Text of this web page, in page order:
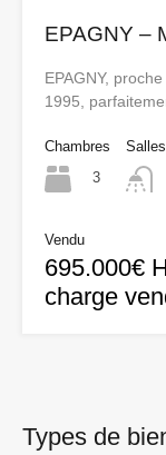
EPAGNY –
EPAGNY,
1995,
Chambres
3
Vendu
695.000€
charge
Types de